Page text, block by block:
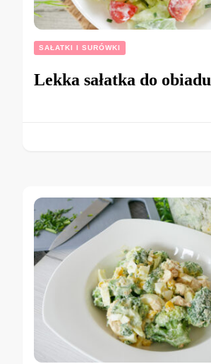
SAŁATKI I SURÓWKI
Lekka sałatka do obiadu